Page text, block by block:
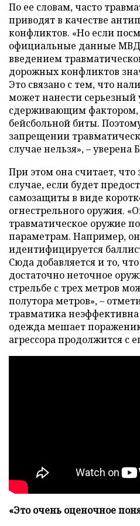
По ее словам, часто
приводят в качестве
конфликтов. «Но если
официальные данные
введением
дорожных конфликтов
Это связано с тем, что
может нанести серьезный
сдерживающим фактором,
бейсбольной биты.
запрещении
случае нельзя», – уверена
При этом она считает,
случае, если будет
самозащиты в виде
огнестрельного оружия.
травматическое оружие
параметрам. Например,
идентифицируется
Сюда добавляется и то,
достаточно неточное
стрельбе с трех метров
полутора метров», –
травматика
одежда мешает
агрессора продолжится с
«Это очень оценочное